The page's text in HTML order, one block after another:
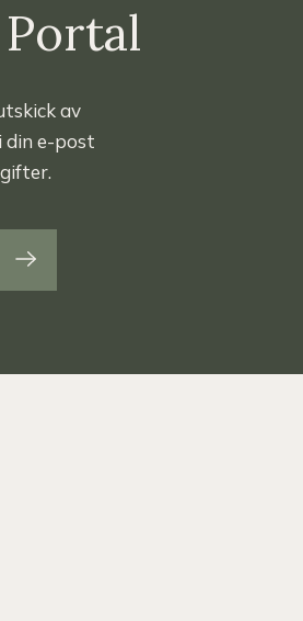
av
din e-post